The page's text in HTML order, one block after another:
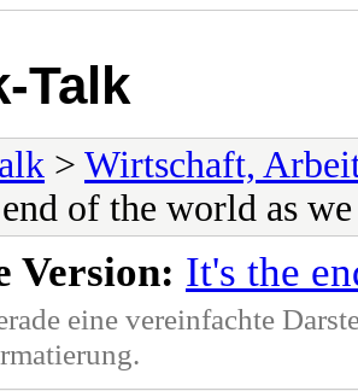
Talk
> Wirtschaft,
of the world as
Version: It's the
eine vereinfachte